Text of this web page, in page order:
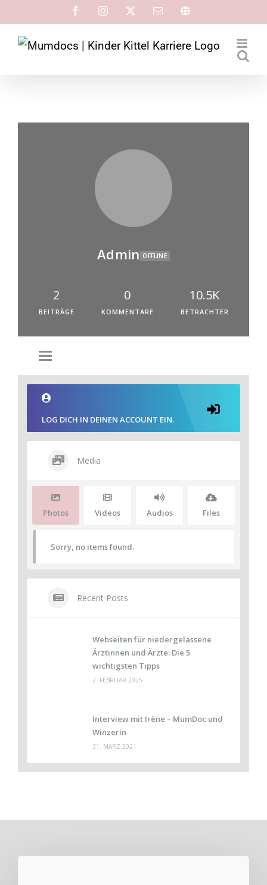
Admin OFFLINE
2
BEITRÄGE
0
KOMMENTARE
10.5K
BETRACHTER
LOG DICH IN DEINEN ACCOUNT EIN.
Media
Photos Videos Audios Files
Sorry, no items found.
Recent Posts
Webseiten für niedergelassene
Ärztinnen und Ärzte: Die 5
wichtigsten Tipps
2. FEBRUAR 2025
Interview mit Irène – MumDoc und
Winzerin
31. MÄRZ 2021